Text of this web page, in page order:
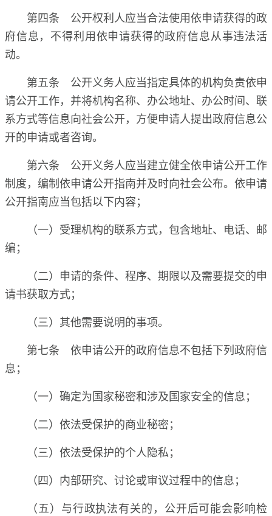
第四条 公开权利人应当合法使用依申请获得的政
府信息，不得利用依申请获得的政府信息从事违法活
动。
第五条 公开义务人应当指定具体的机构负责依申
请公开工作，并将机构名称、办公地址、办公时间、联
系方式等信息向社会公开，方便申请人提出政府信息公
开的申请或者咨询。
第六条 公开义务人应当建立健全依申请公开工作
制度，编制依申请公开指南并及时向社会公布。依申请
公开指南应当包括以下内容；
（一）受理机构的联系方式，包含地址、电话、邮
编；
（二）申请的条件、程序、期限以及需要提交的申
请书获取方式；
（三）其他需要说明的事项。
第七条 依申请公开的政府信息不包括下列政府信
息；
（一）确定为国家秘密和涉及国家安全的信息；
（二）依法受保护的商业秘密；
（三）依法受保护的个人隐私；
（四）内部研究、讨论或审议过程中的信息；
（五）与行政执法有关的，公开后可能会影响检